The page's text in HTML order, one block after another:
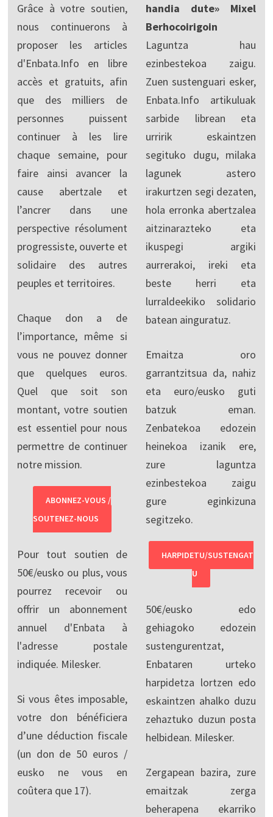
Grâce à votre soutien,
nous continuerons à
proposer les articles
d'Enbata.Info en libre
accès et gratuits, afin
que des milliers de
personnes puissent
continuer à les lire
chaque semaine, pour
faire ainsi avancer la
cause abertzale et
l’ancrer dans une
perspective résolument
progressiste, ouverte et
solidaire des autres
peuples et territoires.
Chaque don a de
l’importance, même si
vous ne pouvez donner
que quelques euros.
Quel que soit son
montant, votre soutien
est essentiel pour nous
permettre de continuer
notre mission.
ABONNEZ-VOUS /
SOUTENEZ-NOUS
Pour tout soutien de
50€/eusko ou plus, vous
pourrez recevoir ou
offrir un abonnement
annuel d'Enbata à
l'adresse postale
indiquée. Milesker.
Si vous êtes imposable,
votre don bénéficiera
d’une déduction fiscale
(un don de 50 euros /
eusko ne vous en
coûtera que 17).
handia dute» Mixel
Berhocoirigoin
Laguntza hau
ezinbestekoa zaigu.
Zuen sustenguari esker,
Enbata.Info artikuluak
sarbide librean eta
urririk eskaintzen
segituko dugu, milaka
lagunek astero
irakurtzen segi dezaten,
hola erronka abertzalea
aitzinarazteko eta
ikuspegi argiki
aurrerakoi, ireki eta
beste herri eta
lurraldeekiko solidario
batean ainguratuz.
Emaitza oro
garrantzitsua da, nahiz
eta euro/eusko guti
batzuk eman.
Zenbatekoa edozein
heinekoa izanik ere,
zure laguntza
ezinbestekoa zaigu
gure eginkizuna
segitzeko.
HARPIDETU/SUSTENGAT
U
50€/eusko edo
gehiagoko edozein
sustengurentzat,
Enbataren urteko
harpidetza lortzen edo
eskaintzen ahalko duzu
zehaztuko duzun posta
helbidean. Milesker.
Zergapean bazira, zure
emaitzak zerga
beherapena ekarriko